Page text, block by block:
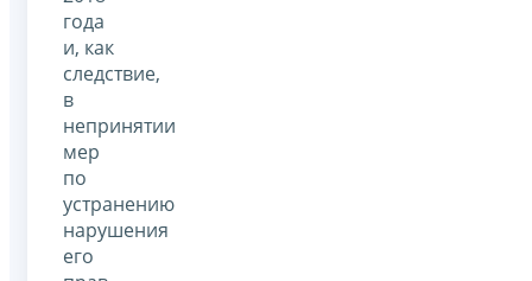
года
и, как
следствие,
в
непринятии
мер
по
устранению
нарушения
его